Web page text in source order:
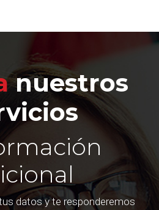
nuestros
datos y te responderemos